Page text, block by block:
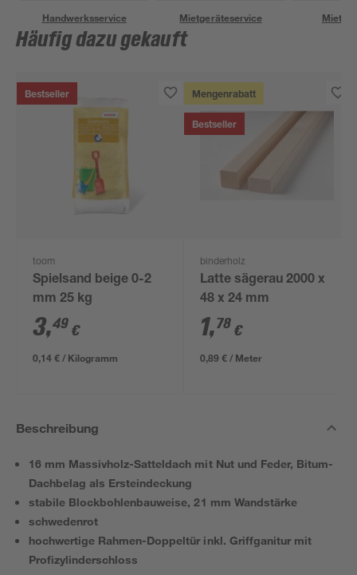
Handwerksservice Mietgeräteservice
Häufig dazu gekauft
Bestseller
toom
Spielsand beige 0-2
mm 25 kg
3,49 €
0,14 € / Kilogramm
Mengenrabatt
Bestseller
binderholz
Latte sägerau 2000 x
48 x 24 mm
1,78 €
0,89 € / Meter
Beschreibung
16 mm Massivholz-Satteldach mit Nut und Feder, Bitum-
Dachbelag als Ersteindeckung
stabile Blockbohlenbauweise, 21 mm Wandstärke
schwedenrot
hochwertige Rahmen-Doppeltür inkl. Griffganitur mit
Profizylinderschloss